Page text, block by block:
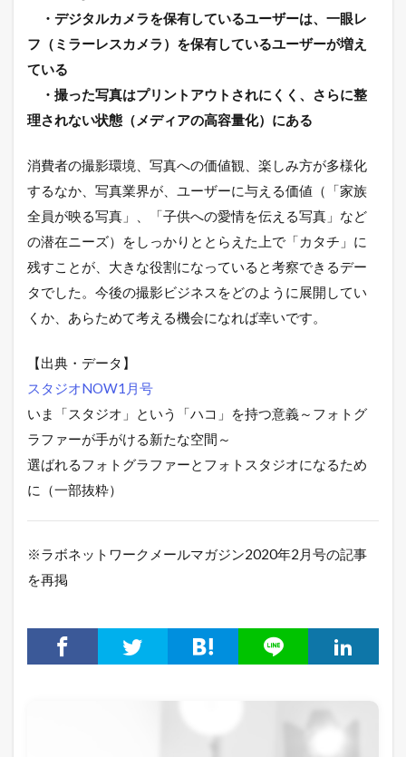
・デジタルカメラを保有しているユーザーは、一眼レ
フ（ミラーレスカメラ）を保有しているユーザーが増え
ている
・撮った写真はプリントアウトされにくく、さらに整
理されない状態（メディアの高容量化）にある
消費者の撮影環境、写真への価値観、楽しみ方が多様化
するなか、写真業界が、ユーザーに与える価値（「家族
全員が映る写真」、「子供への愛情を伝える写真」など
の潜在ニーズ）をしっかりととらえた上で「カタチ」に
残すことが、大きな役割になっていると考察できるデー
タでした。今後の撮影ビジネスをどのように展開してい
くか、あらためて考える機会になれば幸いです。
【出典・データ】
スタジオNOW1月号
いま「スタジオ」という「ハコ」を持つ意義～フォトグ
ラファーが手がける新たな空間～
選ばれるフォトグラファーとフォトスタジオになるため
に（一部抜粋）
※ラボネットワークメールマガジン2020年2月号の記事
を再掲